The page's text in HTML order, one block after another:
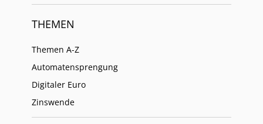
THEMEN
Themen A-Z
Automatensprengung
Digitaler Euro
Zinswende